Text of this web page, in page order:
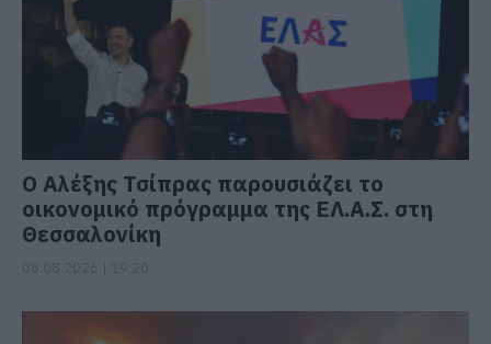
Ο Αλέξης Τσίπρας παρουσιάζει το
οικονομικό πρόγραμμα της ΕΛ.Α.Σ. στη
Θεσσαλονίκη